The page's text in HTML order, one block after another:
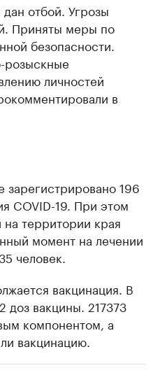
отбой. Угрозы
Приняты меры по
безопасности.
розыскные
личностей
в
196
COVID-19. При этом
территории края
момент на лечении
человек.
вакцинация. В
доз вакцины. 217373
компонентом, а
вакцинацию.